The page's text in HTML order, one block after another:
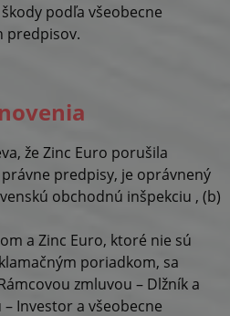
podľa všeobecne
predpisov.
že Zinc Euro porušila
predpisy, je oprávnený
obchodnú inšpekciu , (b)
a Zinc Euro, ktoré nie sú
poriadkom, sa
zmluvou – Dlžník a
Investor a všeobecne